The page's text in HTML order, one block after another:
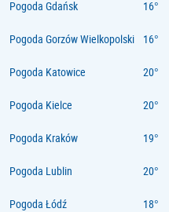
Pogoda Gdańsk
Pogoda Gorzów Wielkopolski
Pogoda Katowice
Pogoda Kielce
Pogoda Kraków
Pogoda Lublin
Pogoda Łódź